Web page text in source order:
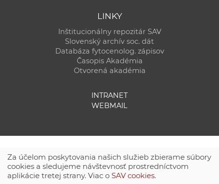
LINKY
Inštitucionálny repozitár SAV
Slovenský archív soc. dát
Databáza fytocenolog. zápisov
Časopis Akadémia
Otvorená akadémia
INTRANET
WEBMAIL
Za účelom poskytovania našich služieb zbierame súbory
cookies a sledujeme návštevnosť prostredníctvom
aplikácie tretej strany. Viac o SAV cookies.